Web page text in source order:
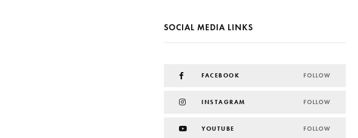
SOCIAL MEDIA LINKS
FACEBOOK FOLLOW
INSTAGRAM FOLLOW
YOUTUBE FOLLOW